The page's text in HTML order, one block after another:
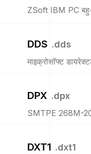
ZSoft IBM PC
DDS .dds
माइक्रोसॉफ्ट
DPX .dpx
SMTPE 268M-
DXT1 .dxt1